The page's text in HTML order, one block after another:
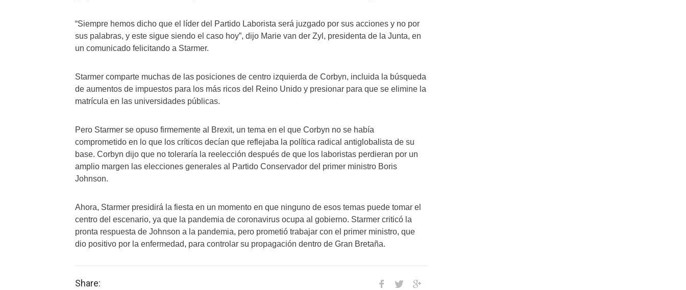
“Siempre hemos dicho que el líder del Partido Laborista será juzgado por sus acciones y no por
sus palabras, y este sigue siendo el caso hoy”, dijo Marie van der Zyl, presidenta de la Junta, en
un comunicado felicitando a Starmer.
Starmer comparte muchas de las posiciones de centro izquierda de Corbyn, incluida la búsqueda
de aumentos de impuestos para los más ricos del Reino Unido y presionar para que se elimine la
matrícula en las universidades públicas.
Pero Starmer se opuso firmemente al Brexit, un tema en el que Corbyn no se había
comprometido en lo que los críticos decían que reflejaba la política radical antiglobalista de su
base. Corbyn dijo que no toleraría la reelección después de que los laboristas perdieran por un
amplio margen las elecciones generales al Partido Conservador del primer ministro Boris
Johnson.
Ahora, Starmer presidirá la fiesta en un momento en que ninguno de esos temas puede tomar el
centro del escenario, ya que la pandemia de coronavirus ocupa al gobierno. Starmer criticó la
pronta respuesta de Johnson a la pandemia, pero prometió trabajar con el primer ministro, que
dio positivo por la enfermedad, para controlar su propagación dentro de Gran Bretaña.
Share: